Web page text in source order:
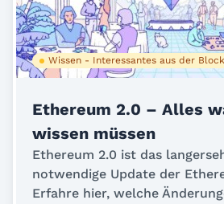
Wissen - Interessantes aus der
Ethereum 2.0 – Alles
wissen müssen
Ethereum 2.0 ist das
notwendige Update der
Erfahre hier, welche